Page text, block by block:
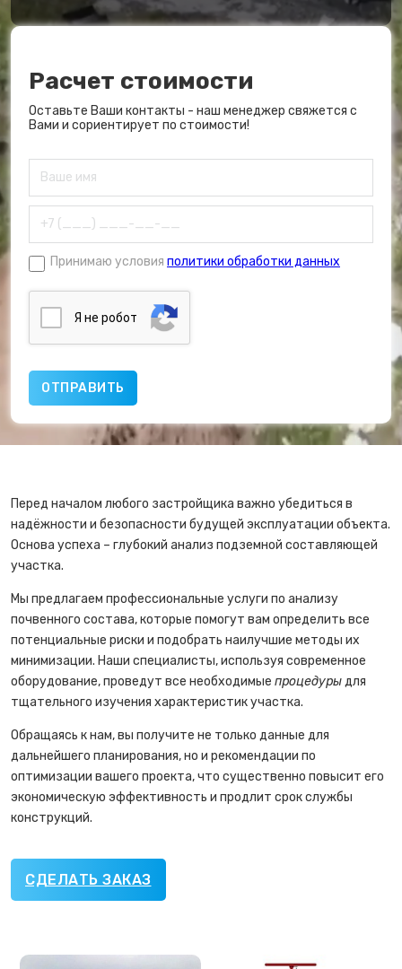
Расчет стоимости
Оставьте Ваши контакты - наш менеджер свяжется с
Вами и сориентирует по стоимости!
Принимаю условия политики обработки данных
Я нe poбoт
Перед началом любого застройщика важно убедиться в
надёжности и безопасности будущей эксплуатации объекта.
Основа успеха – глубокий анализ подземной составляющей
участка.
Мы предлагаем профессиональные услуги по анализу
почвенного состава, которые помогут вам определить все
потенциальные риски и подобрать наилучшие методы их
минимизации. Наши специалисты, используя современное
оборудование, проведут все необходимые процедурыдля
тщательного изучения характеристик участка.
Обращаясь к нам, вы получите не только данные для
дальнейшего планирования, но и рекомендации по
оптимизации вашего проекта, что существенно повысит его
экономическую эффективность и продлит срок службы
конструкций.
СДЕЛАТЬ ЗАКАЗ